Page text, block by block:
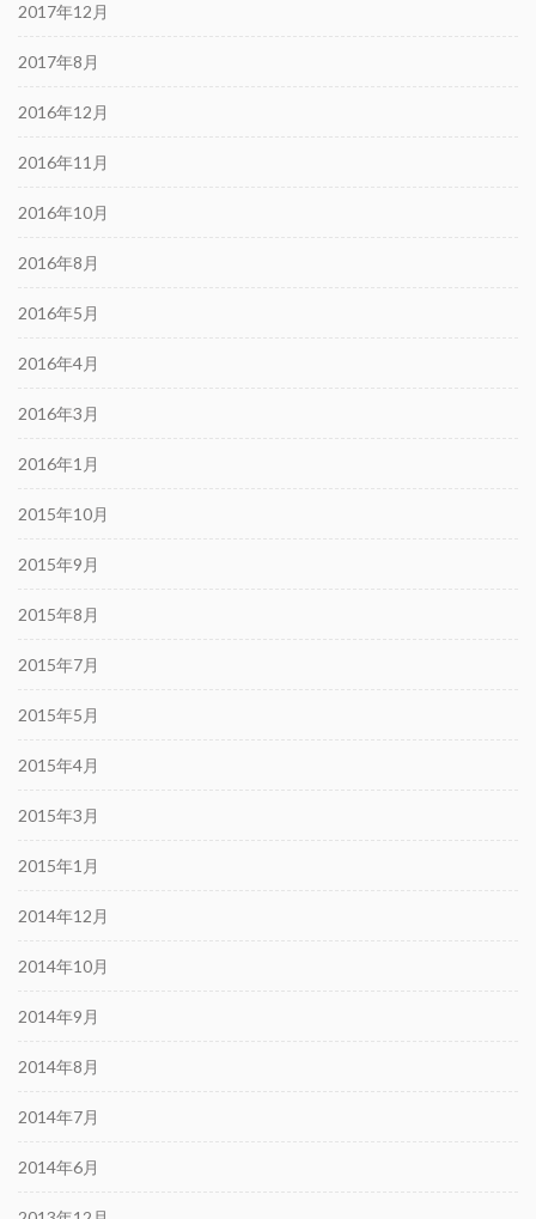
2017年12月
2017年8月
2016年12月
2016年11月
2016年10月
2016年8月
2016年5月
2016年4月
2016年3月
2016年1月
2015年10月
2015年9月
2015年8月
2015年7月
2015年5月
2015年4月
2015年3月
2015年1月
2014年12月
2014年10月
2014年9月
2014年8月
2014年7月
2014年6月